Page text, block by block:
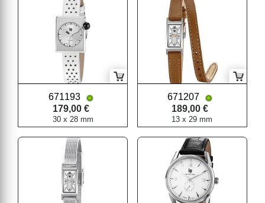
671193
179,00 €
30 x 28 mm
671207
189,00 €
13 x 29 mm